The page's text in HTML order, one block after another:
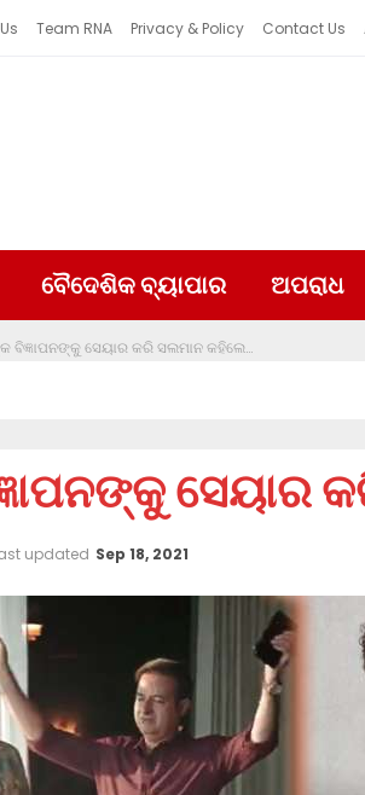
Team RNA Privacy & Policy Contact Us
ବୈଦେଶିକ ବ୍ୟାପାର ଅପରାଧ
ବିଜ୍ଞାପନଙ୍କୁ ସେୟାର କରି ସଲମାନ କହିଲେ…
ସେୟାର
updated Sep 18, 2021